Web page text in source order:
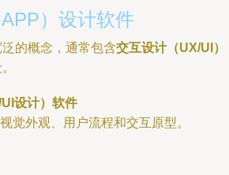
）设计软件
的概念，通常包含交互设计（UX/UI）
设计）软件
觉外观、用户流程和交互原型。